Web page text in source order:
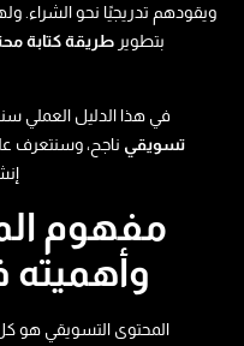
ويقودهم تدريجيًا نحو الشراء.
بتطوير طريقة كتابة
في هذا الدليل العملي
تسويقي​ ناجح، وسنتعرف
مفهوم
وأهميته
المحتوى التسويقي هو